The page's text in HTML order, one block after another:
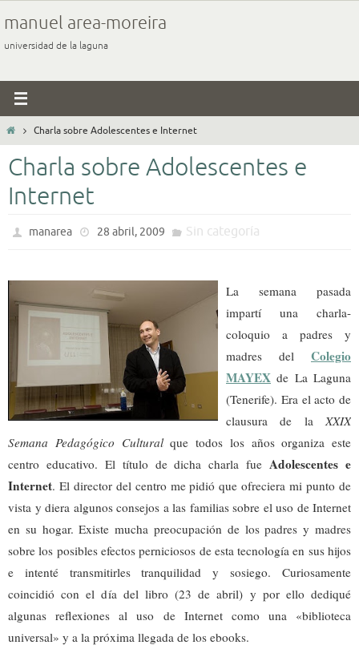
al
contenido
manuel area-moreira
universidad de la laguna
InicioCharla sobre Adolescentes e Internet
Charla sobre Adolescentes e
Internet
manarea 28 abril, 2009 Sin categoría
La semana pasada
impartí una charla-
coloquio a padres y
madres del Colegio
MAYEX de La Laguna
(Tenerife). Era el acto de
clausura de laXXIX
Semana Pedagógico Culturalque todos los años organiza este
centro educativo. El título de dicha charla fueAdolescentes e
Internet. El director del centro me pidió que ofreciera mi punto de
vista y diera algunos consejos a las familias sobre el uso de Internet
en su hogar. Existe mucha preocupación de los padres y madres
sobre los posibles efectos perniciosos de esta tecnología en sus hijos
e intenté transmitirles tranquilidad y sosiego. Curiosamente
coincidió con el día del libro (23 de abril) y por ello dediqué
algunas reflexiones al uso de Internet como una «biblioteca
universal» y a la próxima llegada de los ebooks.